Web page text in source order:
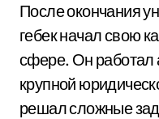
После окончания
гебек начал свою
сфере. Он работал
крупной
решал сложные